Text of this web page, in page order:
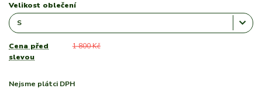
Velikost oblečení
Cena před
slevou
1 800 Kč
Nejsme plátci DPH